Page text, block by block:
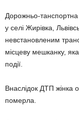
Дорожньо-
у селі Жирівка,
невстановленим
місцеву мешканку,
події.
Внаслідок ДТП жінка
померла.